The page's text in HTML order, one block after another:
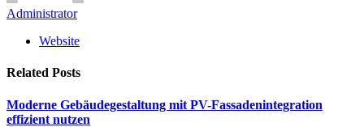
Administrator
Website
Related Posts
Moderne Gebäudegestaltung mit PV-Fassadenintegration
effizient nutzen